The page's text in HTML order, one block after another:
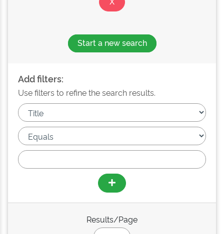
Start a new search
Add filters:
Use filters to refine the search results.
Results/Page